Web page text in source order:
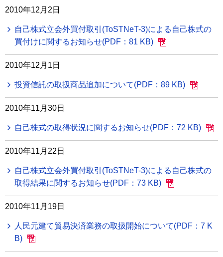
2010年12月2日
自己株式立会外買付取引(ToSTNeT-3)による自己株式の
買付けに関するお知らせ(PDF：81 KB)
2010年12月1日
投資信託の取扱商品追加について(PDF：89 KB)
2010年11月30日
自己株式の取得状況に関するお知らせ(PDF：72 KB)
2010年11月22日
自己株式立会外買付取引(ToSTNeT-3)による自己株式の
取得結果に関するお知らせ(PDF：73 KB)
2010年11月19日
人民元建て貿易決済業務の取扱開始について(PDF：7 K
B)